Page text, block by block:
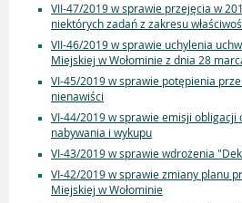
VII-47/2019 w sprawie przejęcia w
niektórych zadań z zakresu
VII-46/2019 w sprawie uchylenia
Miejskiej w Wołominie z dnia 28
VI-45/2019 w sprawie potępienia
nienawiści
VI-44/2019 w sprawie emisji obligacji
nabywania i wykupu
VI-43/2019 w sprawie wdrożenia
VI-42/2019 w sprawie zmiany planu
Miejskiej w Wołominie